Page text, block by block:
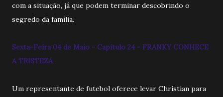
com a situação, já que podem terminar descobrindo o
segredo da família.
Sexta-Feira 04 de Maio - Capitulo 24 - FRANKY CONHECE
A TRISTEZA
Um representante de futebol oferece levar Christian para